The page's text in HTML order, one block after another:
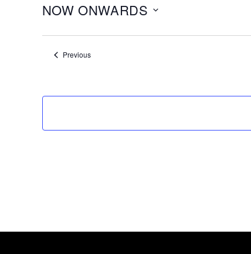
NOW ONWARDS
PreviousEvents